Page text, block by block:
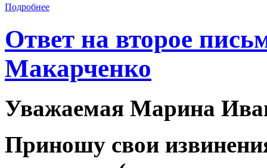
Подробнее
Ответ на второе
Макарченко
Уважаемая Марина
Приношу свои